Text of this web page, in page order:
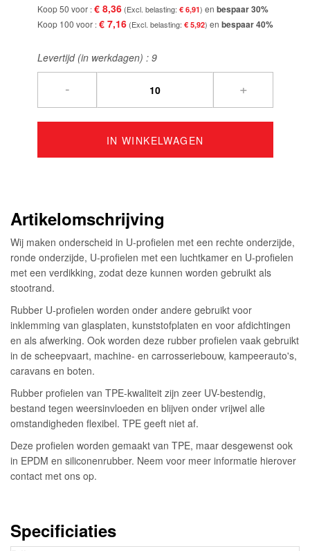
Koop 50 voor € 8,36 € 6,91 en bespaar30%
Koop 100 voor € 7,16 € 5,92 en bespaar40%
Levertijd (in werkdagen) : 9
- +
IN WINKELWAGEN
Artikelomschrijving
Wij maken onderscheid in U-profielen met een rechte onderzijde,
ronde onderzijde, U-profielen met een luchtkamer en U-profielen
met een verdikking, zodat deze kunnen worden gebruikt als
stootrand.
Rubber U-profielen worden onder andere gebruikt voor
inklemming van glasplaten, kunststofplaten en voor afdichtingen
en als afwerking. Ook worden deze rubber profielen vaak gebruikt
in de scheepvaart, machine- en carrosseriebouw, kampeerauto's,
caravans en boten.
Rubber profielen van TPE-kwaliteit zijn zeer UV-bestendig,
bestand tegen weersinvloeden en blijven onder vrijwel alle
omstandigheden flexibel. TPE geeft niet af.
Deze profielen worden gemaakt van TPE, maar desgewenst ook
in EPDM en siliconenrubber. Neem voor meer informatie hierover
contact met ons op.
Specificiaties